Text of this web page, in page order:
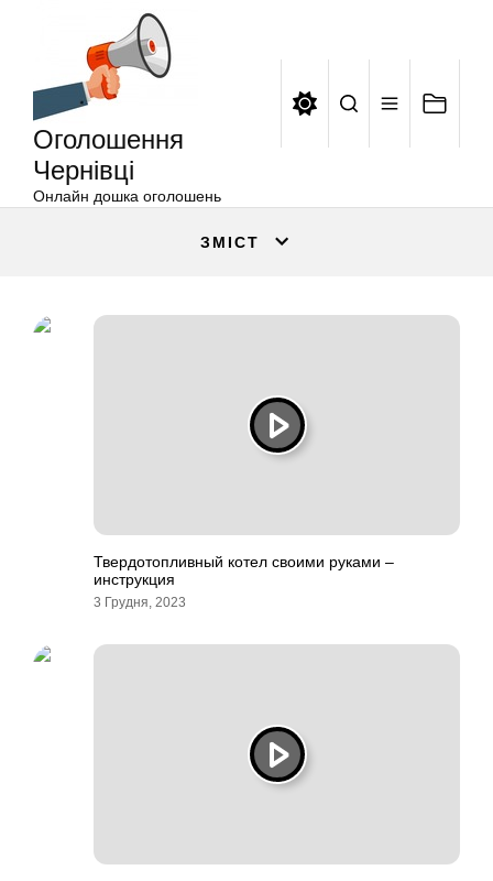
Оголошення
Чернівці
Онлайн дошка оголошень
ЗМІСТ
Твердотопливный котел своими руками –
инструкция
3 Грудня, 2023